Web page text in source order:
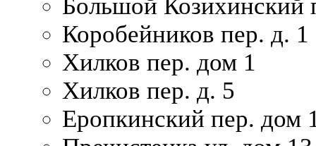
Большой Козихинский
Коробейников пер. д. 1
Хилков пер. дом 1
Хилков пер. д. 5
Еропкинский пер. дом